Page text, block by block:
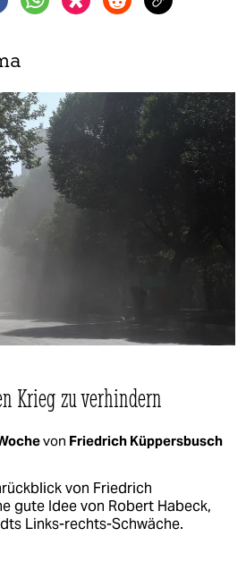
Krieg zu verhindern
von Friedrich Küppersbusch
von Friedrich
gute Idee von Robert Habeck,
Links-rechts-Schwäche.